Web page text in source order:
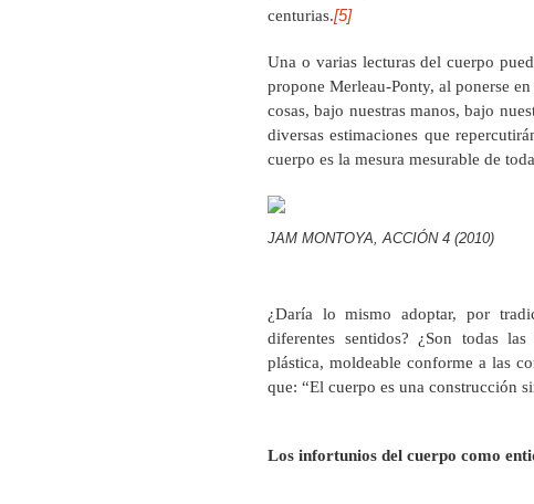
centurias.[5]
Una o varias lecturas del cuerpo
propone Merleau-Ponty, al ponerse
cosas, bajo nuestras manos, bajo
diversas estimaciones que
cuerpo es la mesura mesurable de
JAM MONTOYA, ACCIÓN 4 (2010)
¿Daría lo mismo adoptar, por
diferentes sentidos? ¿Son todas
plástica, moldeable conforme a las
que: “El cuerpo es una construcción
Los infortunios del cuerpo como